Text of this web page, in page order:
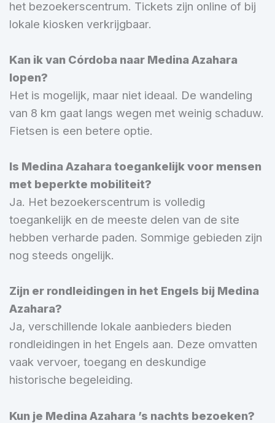
het bezoekerscentrum. Tickets zijn online of bij
lokale kiosken verkrijgbaar.
Kan ik van Córdoba naar Medina Azahara
lopen?
Het is mogelijk, maar niet ideaal. De wandeling
van 8 km gaat langs wegen met weinig schaduw.
Fietsen is een betere optie.
Is Medina Azahara toegankelijk voor mensen
met beperkte mobiliteit?
Ja. Het bezoekerscentrum is volledig
toegankelijk en de meeste delen van de site
hebben verharde paden. Sommige gebieden zijn
nog steeds ongelijk.
Zijn er rondleidingen in het Engels bij Medina
Azahara?
Ja, verschillende lokale aanbieders bieden
rondleidingen in het Engels aan. Deze omvatten
vaak vervoer, toegang en deskundige
historische begeleiding.
Kun je Medina Azahara ’s nachts bezoeken?